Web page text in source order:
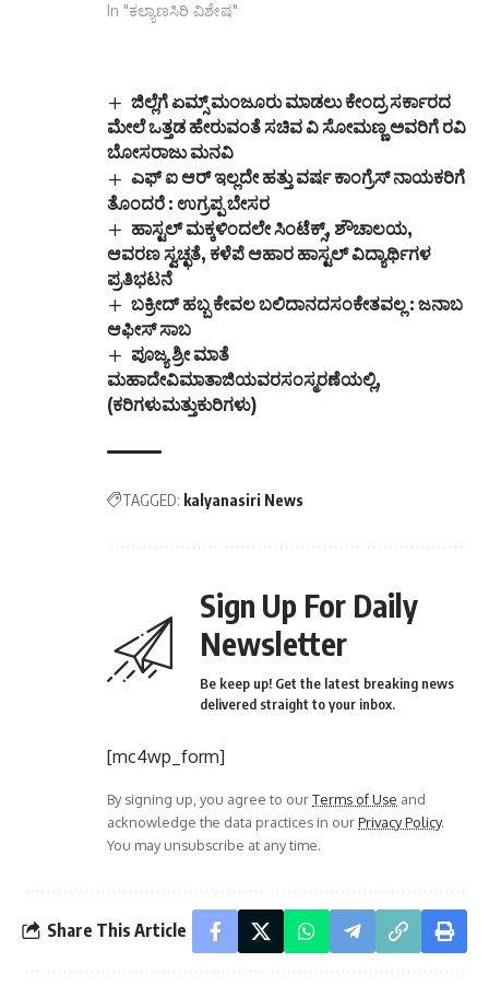
In "ಕಲ್ಯಾಣಸಿರಿ ವಿಶೇಷ"
ಜಿಲ್ಲೆಗೆ ಏಮ್ಸ್ ಮಂಜೂರು ಮಾಡಲು ಕೇಂದ್ರ ಸರ್ಕಾರದ
ಮೇಲೆ ಒತ್ತಡ ಹೇರುವಂತೆ ಸಚಿವ ವಿ ಸೋಮಣ್ಣ ಅವರಿಗೆ ರವಿ
ಬೋಸರಾಜು ಮನವಿ
ಎಫ್ ಐ ಆರ್ ಇಲ್ಲದೇ ಹತ್ತು ವರ್ಷ ಕಾಂಗ್ರೆಸ್ ನಾಯಕರಿಗೆ
ತೊಂದರೆ : ಉಗ್ರಪ್ಪ ಬೇಸರ
ಹಾಸ್ಟಲ್ ಮಕ್ಕಳಿಂದಲೇ ಸಿಂಟೆಕ್ಸ್, ಶೌಚಾಲಯ,
ಆವರಣ ಸ್ವಚ್ಛತೆ, ಕಳೆಪೆ ಆಹಾರ ಹಾಸ್ಟಲ್ ವಿದ್ಯಾರ್ಥಿಗಳ
ಪ್ರತಿಭಟನೆ
ಬಕ್ರೀದ್ ಹಬ್ಬ ಕೇವಲ ಬಲಿದಾನದಸಂಕೇತವಲ್ಲ : ಜನಾಬ
ಆಫೀಸ್ ಸಾಬ
ಪೂಜ್ಯ ಶ್ರೀ ಮಾತೆ
ಮಹಾದೇವಿಮಾತಾಜಿಯವರಸಂಸ್ಮರಣೆಯಲ್ಲಿ,
(ಕರಿಗಳುಮತ್ತುಕುರಿಗಳು)
TAGGED: kalyanasiri News
Sign Up For Daily
Newsletter
Be keep up! Get the latest breaking news
delivered straight to your inbox.
[mc4wp_form]
By signing up, you agree to ourTerms of Use and
acknowledge the data practices in ourPrivacy Policy.
You may unsubscribe at any time.
Share This Article